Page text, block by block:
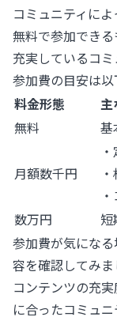
コミュニティによ
無料で参加でき
充実しているコミ
参加費の目安は以
料金形態
主
無料
基
月額数千円
数万円
参加費が気にな
容を確認してみま
コンテンツの充
に合ったコミュニ